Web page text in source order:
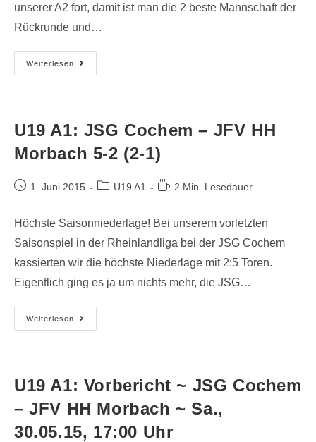
unserer A2 fort, damit ist man die 2 beste Mannschaft der
Rückrunde und…
Weiterlesen
U19 A1: JSG Cochem – JFV HH
Morbach 5-2 (2-1)
1. Juni 2015 U19 A1 2 Min. Lesedauer
Höchste Saisonniederlage! Bei unserem vorletzten
Saisonspiel in der Rheinlandliga bei der JSG Cochem
kassierten wir die höchste Niederlage mit 2:5 Toren.
Eigentlich ging es ja um nichts mehr, die JSG…
Weiterlesen
U19 A1: Vorbericht ~ JSG Cochem
– JFV HH Morbach ~ Sa.,
30.05.15, 17:00 Uhr